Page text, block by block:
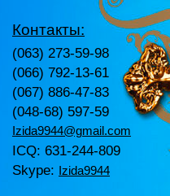
Контакты:
(063) 273-59-98
(066) 792-13-61
(067) 886-47-83
(048-68) 597-59
Izida9944@gmail.com
ICQ: 631-244-809
Skype:
Izida9944